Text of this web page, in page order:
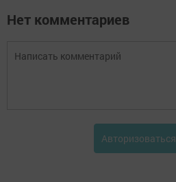
Нет комментариев
Авторизоваться